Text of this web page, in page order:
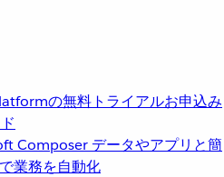
の無料トライアルお申込み
Composer データやアプリと簡
業務を自動化